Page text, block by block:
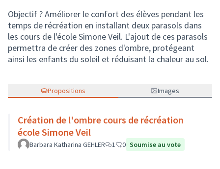
Objectif ? Améliorer le confort des élèves pendant les
temps de récréation en installant deux parasols dans
les cours de l'école Simone Veil. L'ajout de ces parasols
permettra de créer des zones d'ombre, protégeant
ainsi les enfants du soleil et réduisant la chaleur au sol.
Propositions Images
Création de l'ombre cours de récréation
école Simone Veil
Barbara Katharina GEHLER 1 0 Soumise au vote